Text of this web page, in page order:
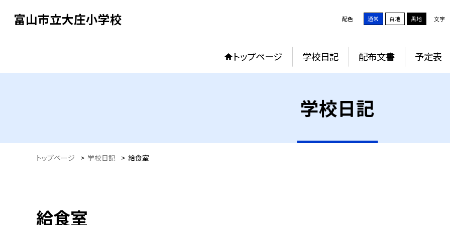
富山市立大庄小学校 配色 通常 白地 黒地 文字
トップページ 学校日記 配布文書 予定表
学校日記
トップページ > 学校日記 > 給食室
給食室